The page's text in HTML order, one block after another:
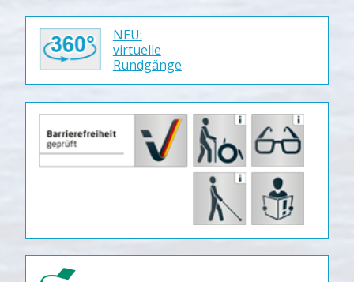
NEU:
virtuelle
Rundgänge